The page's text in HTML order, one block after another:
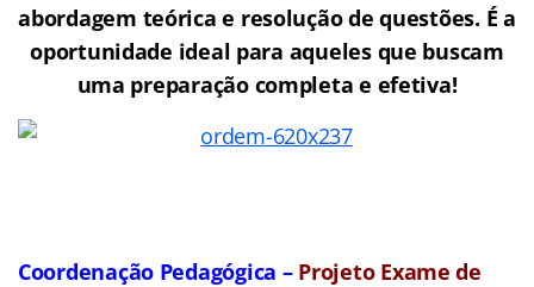
abordagem teórica e resolução de questões. É a
oportunidade ideal para aqueles que buscam
uma preparação completa e efetiva!
Coordenação Pedagógica – Projeto Exame de